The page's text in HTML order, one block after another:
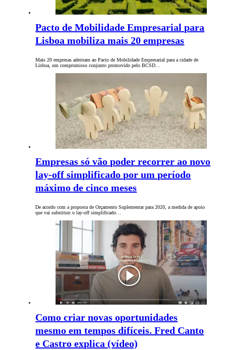
Pacto de Mobilidade Empresarial para
Lisboa mobiliza mais 20 empresas
Mais 20 empresas aderiram ao Pacto de Mobilidade Empresarial para a cidade de
Lisboa, um compromisso conjunto promovido pelo BCSD…
Empresas só vão poder recorrer ao novo
lay-off simplificado por um período
máximo de cinco meses
De acordo com a proposta de Orçamento Suplementar para 2020, a medida de apoio
que vai substituir o lay-off simplificado…
Como criar novas oportunidades
mesmo em tempos difíceis. Fred Canto
e Castro explica (vídeo)